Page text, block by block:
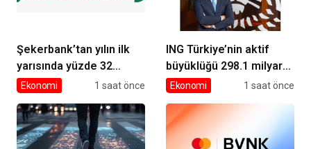
Şekerbank’tan yılın ilk
yarısında yüzde 32
büyüme
Ekonomi 1 saat önce
ING Türkiye’nin aktif
büyüklüğü 298.1 milyar
TL’ye ulaştı
Ekonomi 1 saat önce